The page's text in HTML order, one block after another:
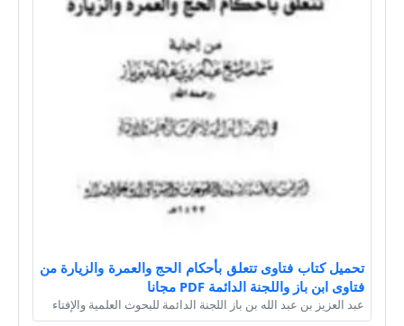
تحميل كتاب فتاوى تتعلق بأحكام الحج والعمرة والزيارة من
فتاوى ابن باز واللجنة الدائمة PDF مجانا
عبد العزيز بن عبد الله بن باز اللجنة الدائمة للبحوث العلمية والإفتاء